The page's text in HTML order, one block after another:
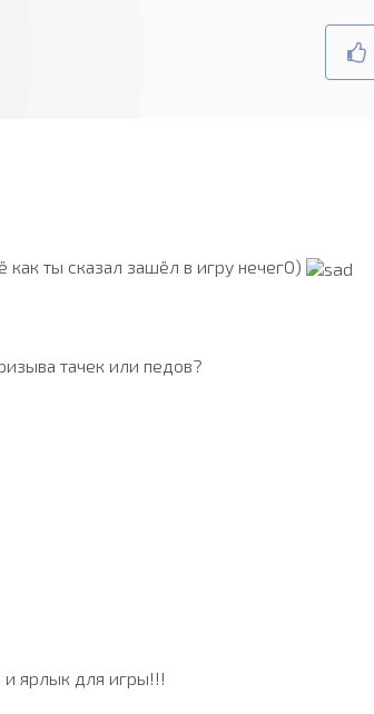
как ты сказал зашёл в игру нечегО)
тачек или педов?
и ярлык для игры!!!